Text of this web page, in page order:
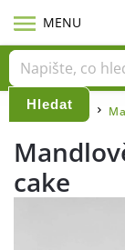
Hledat
Domů / Blog /
cake